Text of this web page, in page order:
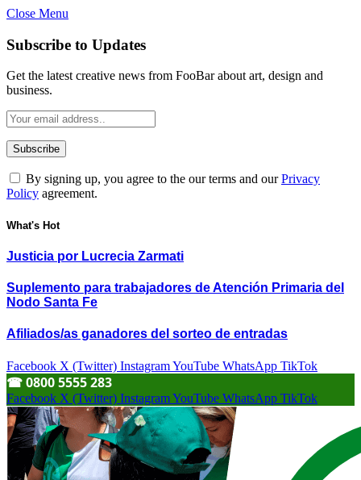
Close Menu
Subscribe to Updates
Get the latest creative news from FooBar about art, design and
business.
By signing up, you agree to the our terms and ourPrivacy
Policy agreement.
What's Hot
Justicia por Lucrecia Zarmati
Suplemento para trabajadores de Atención Primaria del
Nodo Santa Fe
Afiliados/as ganadores del sorteo de entradas
Facebook X (Twitter) InstagramYouTube WhatsApp TikTok
☎︎ 0800 5555 283
Facebook X (Twitter) InstagramYouTube WhatsApp TikTok